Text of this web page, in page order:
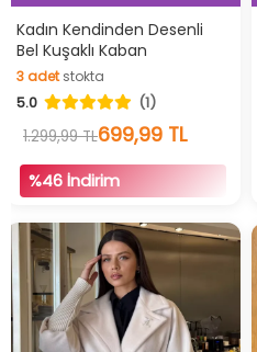
Hızlı Teslimat
Videolu Ürün
İndirimli Ürün
Kadın Kendinden Desenli
Bel Kuşaklı Kaban
3adetstokta
3adetstokta
5.0
(1)
1.299,99 TL699,99 TL
%46 İndirim